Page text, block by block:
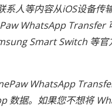
系人等内容从iOS设备传
WhatsApp Transfer
Smart Switch 等官
WhatsApp
数据。如果您不想将